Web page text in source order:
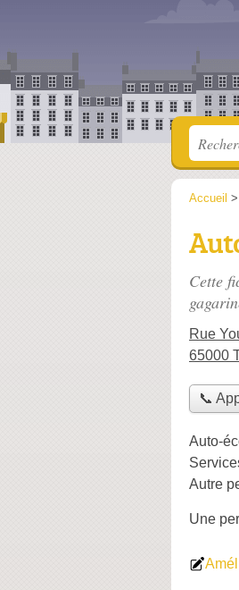
Accueil >
Cette
Rue
65000
📞
Auto-
Autre
Une